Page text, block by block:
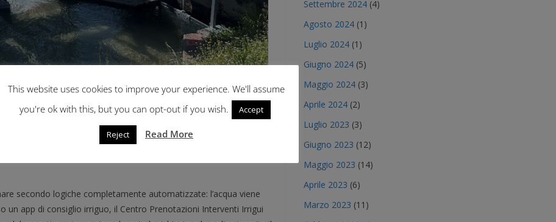
DiSAA insieme ai tecnici del Consorzio di Bonifica Garda
la fase di collaudo delle paratoie automatiche SPIGA® nel
pilota Mantua PSID.
secondo logiche completamente automatizzate: l’acqua viene
app di consiglio irriguo, il Centro Prenotazioni Interventi Irrigui
Settembre 2024 (4)
Agosto 2024 (1)
Luglio 2024 (1)
Giugno 2024 (5)
Maggio 2024 (3)
Aprile 2024 (2)
Luglio 2023 (3)
Giugno 2023 (12)
Maggio 2023 (14)
Aprile 2023 (6)
Marzo 2023 (11)
This website uses cookies to improve your experience. We'll assume
you're ok with this, but you can opt-out if you wish.
Accept
Reject Read More